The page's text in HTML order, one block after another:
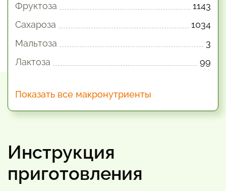
Фруктоза
1143
Сахароза
1034
Мальтоза
3
Лактоза
99
Показать все макронутриенты
Инструкция
приготовления